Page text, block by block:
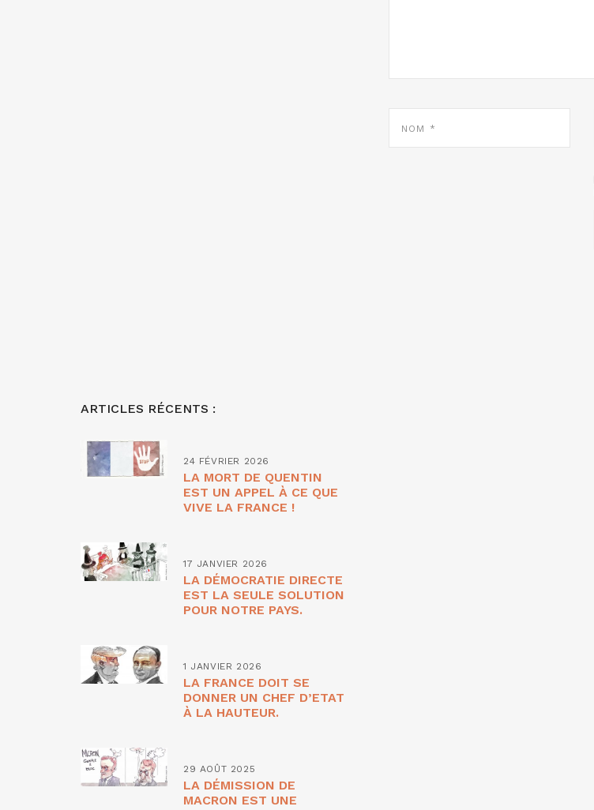
ARTICLES RÉCENTS :
24 FÉVRIER 2026
LA MORT DE QUENTIN
EST UN APPEL À CE QUE
VIVE LA FRANCE !
17 JANVIER 2026
LA DÉMOCRATIE DIRECTE
EST LA SEULE SOLUTION
POUR NOTRE PAYS.
1 JANVIER 2026
LA FRANCE DOIT SE
DONNER UN CHEF D’ETAT
À LA HAUTEUR.
29 AOÛT 2025
LA DÉMISSION DE
MACRON EST UNE